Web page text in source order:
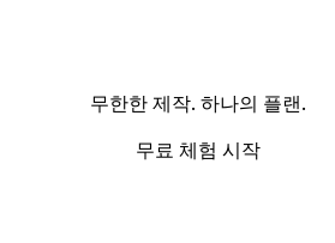
무한한 제작. 하나의 플랜.
무료 체험 시작